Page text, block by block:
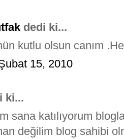
dedi ki...
kutlu olsun canım
15, 2010
ki...
sana katılıyorum
değilim blog sahibi